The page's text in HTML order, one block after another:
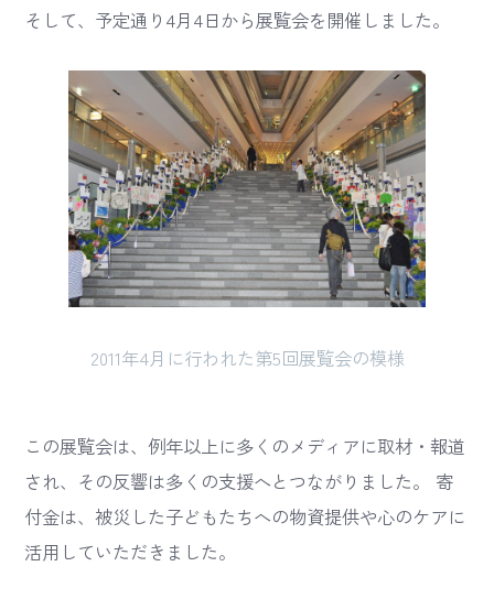
そして、予定通り4月4日から展覧会を開催しました。
2011年4月に行われた第5回展覧会の模様
この展覧会は、例年以上に多くのメディアに取材・報道
され、その反響は多くの支援へとつながりました。 寄
付金は、被災した子どもたちへの物資提供や心のケアに
活用していただきました。